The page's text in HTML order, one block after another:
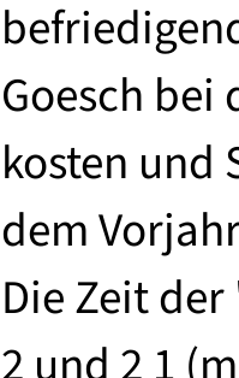
Goesch
kosten und
dem
Die Zeit